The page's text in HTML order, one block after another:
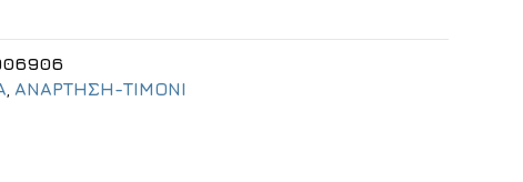
ΑΝΑΡΤΗΣΗ-ΤΙΜΟΝΙ